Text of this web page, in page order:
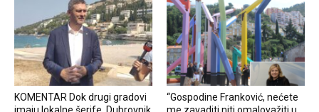
KOMENTAR Dok drugi gradovi
imaju lokalne šerife, Dubrovnik
“Gospodine Franković, nećete
me zavaditi niti omalovažiti u